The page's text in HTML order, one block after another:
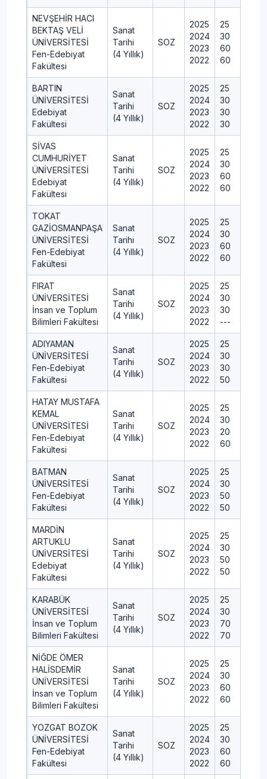
NEVŞEHİR HACI
BEKTAŞ VELİ
ÜNİVERSİTESİ
Fen-Edebiyat
Fakültesi
Sanat
Tarihi
(4 Yıllık)
SOZ
2025
2024
2023
2022
25
30
60
60
BARTIN
ÜNİVERSİTESİ
Edebiyat
Fakültesi
Sanat
Tarihi
(4 Yıllık)
SOZ
2025
2024
2023
2022
25
30
30
30
SİVAS
CUMHURİYET
ÜNİVERSİTESİ
Edebiyat
Fakültesi
Sanat
Tarihi
(4 Yıllık)
SOZ
2025
2024
2023
2022
25
30
60
60
TOKAT
GAZİOSMANPAŞA
ÜNİVERSİTESİ
Fen-Edebiyat
Fakültesi
Sanat
Tarihi
(4 Yıllık)
SOZ
2025
2024
2023
2022
25
30
60
60
FIRAT
ÜNİVERSİTESİ
İnsan ve Toplum
Bilimleri Fakültesi
Sanat
Tarihi
(4 Yıllık)
SOZ
2025
2024
2023
2022
25
30
30
---
ADIYAMAN
ÜNİVERSİTESİ
Fen-Edebiyat
Fakültesi
Sanat
Tarihi
(4 Yıllık)
SOZ
2025
2024
2023
2022
25
30
30
50
HATAY MUSTAFA
KEMAL
ÜNİVERSİTESİ
Fen-Edebiyat
Fakültesi
Sanat
Tarihi
(4 Yıllık)
SOZ
2025
2024
2023
2022
25
30
20
60
BATMAN
ÜNİVERSİTESİ
Fen-Edebiyat
Fakültesi
Sanat
Tarihi
(4 Yıllık)
SOZ
2025
2024
2023
2022
25
30
50
50
MARDİN
ARTUKLU
ÜNİVERSİTESİ
Edebiyat
Fakültesi
Sanat
Tarihi
(4 Yıllık)
SOZ
2025
2024
2023
2022
25
30
50
50
KARABÜK
ÜNİVERSİTESİ
İnsan ve Toplum
Bilimleri Fakültesi
Sanat
Tarihi
(4 Yıllık)
SOZ
2025
2024
2023
2022
25
30
70
70
NİĞDE ÖMER
HALİSDEMİR
ÜNİVERSİTESİ
İnsan ve Toplum
Bilimleri Fakültesi
Sanat
Tarihi
(4 Yıllık)
SOZ
2025
2024
2023
2022
25
30
60
60
YOZGAT BOZOK
ÜNİVERSİTESİ
Fen-Edebiyat
Fakültesi
Sanat
Tarihi
(4 Yıllık)
SOZ
2025
2024
2023
2022
25
30
60
60